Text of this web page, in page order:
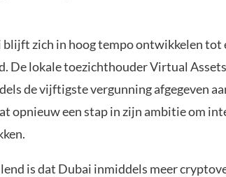
blijft zich in hoog tempo ontwikkelen tot
De lokale toezichthouder Virtual
de vijftigste vergunning afgegeven
opnieuw een stap in zijn ambitie om
is dat Dubai inmiddels meer